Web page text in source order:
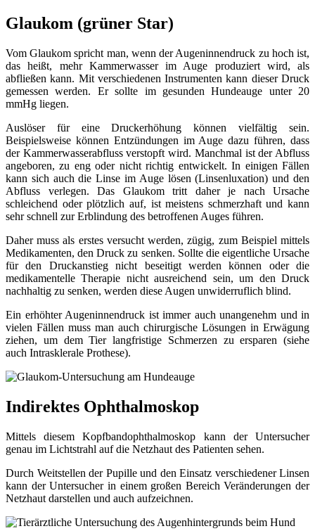
Glaukom (grüner Star)
Vom Glaukom spricht man, wenn der Augeninnendruck zu hoch ist,
das heißt, mehr Kammerwasser im Auge produziert wird, als
abfließen kann. Mit verschiedenen Instrumenten kann dieser Druck
gemessen werden. Er sollte im gesunden Hundeauge unter 20
mmHg liegen.
Auslöser für eine Druckerhöhung können vielfältig sein.
Beispielsweise können Entzündungen im Auge dazu führen, dass
der Kammerwasserabfluss verstopft wird. Manchmal ist der Abfluss
angeboren, zu eng oder nicht richtig entwickelt. In einigen Fällen
kann sich auch die Linse im Auge lösen (Linsenluxation) und den
Abfluss verlegen. Das Glaukom tritt daher je nach Ursache
schleichend oder plötzlich auf, ist meistens schmerzhaft und kann
sehr schnell zur Erblindung des betroffenen Auges führen.
Daher muss als erstes versucht werden, zügig, zum Beispiel mittels
Medikamenten, den Druck zu senken. Sollte die eigentliche Ursache
für den Druckanstieg nicht beseitigt werden können oder die
medikamentelle Therapie nicht ausreichend sein, um den Druck
nachhaltig zu senken, werden diese Augen unwiderruflich blind.
Ein erhöhter Augeninnendruck ist immer auch unangenehm und in
vielen Fällen muss man auch chirurgische Lösungen in Erwägung
ziehen, um dem Tier langfristige Schmerzen zu ersparen (siehe
auch Intrasklerale Prothese).
Indirektes Ophthalmoskop
Mittels diesem Kopfbandophthalmoskop kann der Untersucher
genau im Lichtstrahl auf die Netzhaut des Patienten sehen.
Durch Weitstellen der Pupille und den Einsatz verschiedener Linsen
kann der Untersucher in einem großen Bereich Veränderungen der
Netzhaut darstellen und auch aufzeichnen.